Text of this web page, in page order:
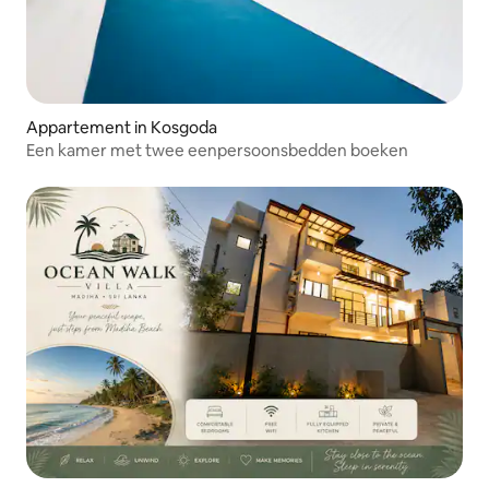
Appartement in Kosgoda
Een kamer met twee eenpersoonsbedden boeken